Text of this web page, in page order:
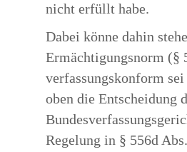
nicht erfüllt habe.
Dabei könne dahin
Ermächtigungsnorm (§
verfassungskonform sei
oben die Entscheidung
Regelung in § 556d